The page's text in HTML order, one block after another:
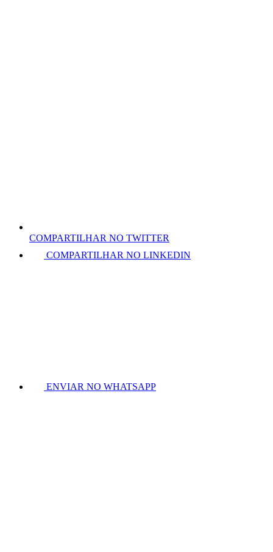
COMPARTILHAR NO TWITTER
COMPARTILHAR NO LINKEDIN
ENVIAR NO WHATSAPP